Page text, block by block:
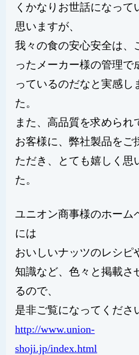
くかなりお世話になって
思いますが、
我々の食の安心安全は、
ったメーカー様の管理で
っているのだなと実感し
た。
また、高品質を求められ
お客様に、弊社製品をご
ただき、とても嬉しく思
た。
ユニオン商事様のホーム
には
おいしいナッツのレシピ
知識など、色々と掲載さ
るので、
是非ご覧になってくださ
http://www.union-
shoji.jp/index.html